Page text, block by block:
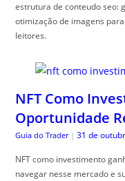
estrutura de conteudo seo:
otimização de imagens
leitores.
NFT Como
Oportunidade
Guia do Trader | 31 de
NFT como investimento
navegar nesse mercado e